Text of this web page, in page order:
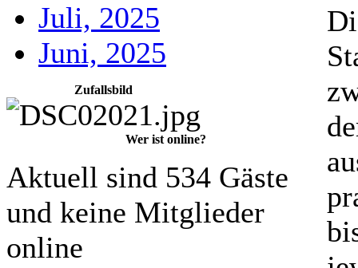
Juli, 2025
Juni, 2025
Zufallsbild
Wer ist online?
Aktuell sind 534 Gäste
und keine Mitglieder
online